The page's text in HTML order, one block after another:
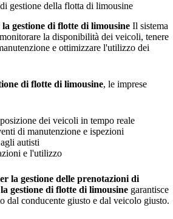
gestione della flotta di limousine
gestione di flotte di limousine Il sistema
la disponibilità dei veicoli, tenere
e ottimizzare l'utilizzo dei
di flotte di limousine, le imprese
dei veicoli in tempo reale
di manutenzione e ispezioni
autisti
e l'utilizzo
la gestione delle prenotazioni di
gestione di flotte di limousine garantisce
dal conducente giusto e dal veicolo giusto.